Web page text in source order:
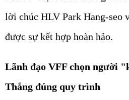
lời chúc HLV Park Hang-seo
được sự kết hợp hoàn hảo.
Lãnh đạo VFF chọn người
Thắng đúng quy trình